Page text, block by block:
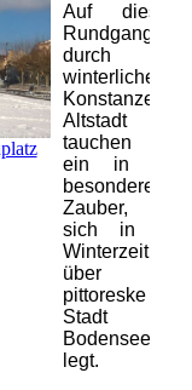
Auf diesem
Rundgang
durch die
winterliche
Konstanzer
Altstadt
tauchen Sie
ein in den
besonderen
Zauber, der
sich in der
Winterzeit
über die
pittoreske
Stadt am
Bodensee
legt.